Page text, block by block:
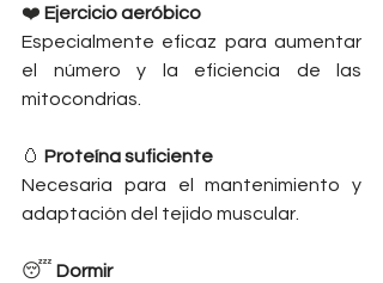
❤️ Ejercicio aeróbico
Especialmente eficaz para aumentar
el número y la eficiencia de las
mitocondrias.
🥚 Proteína suficiente
Necesaria para el mantenimiento y
adaptación del tejido muscular.
😴 Dormir